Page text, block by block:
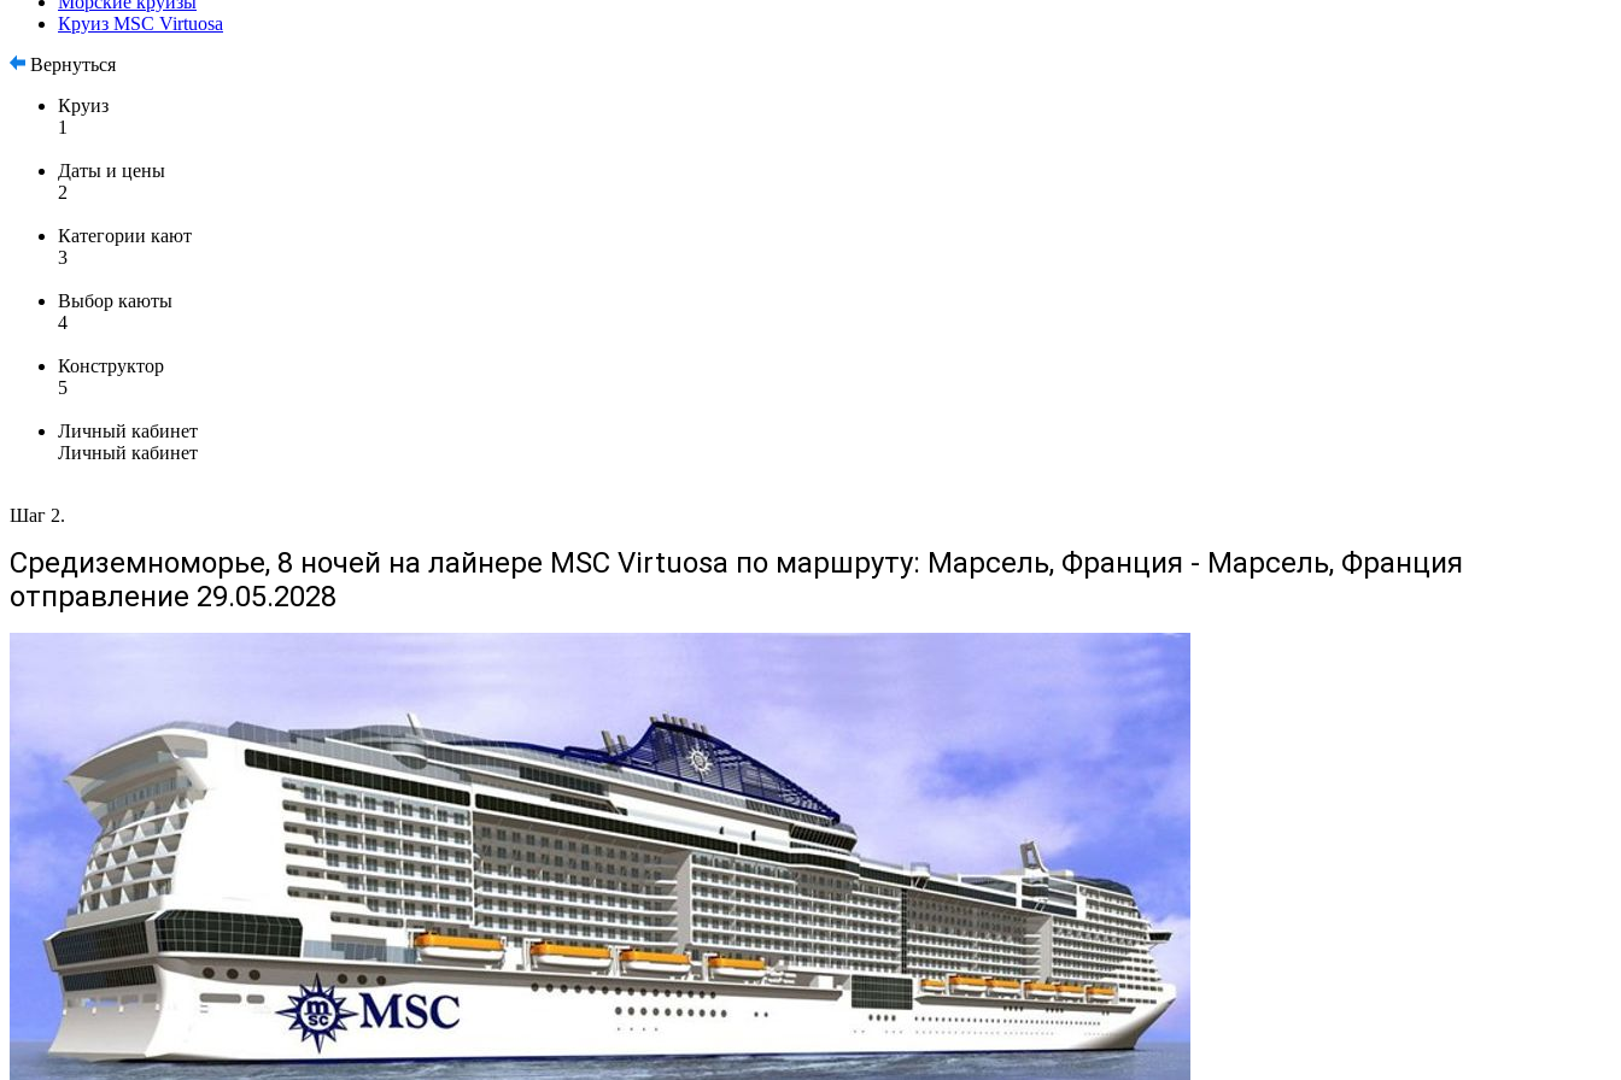
Круиз MSC Virtuosa
Вернуться
Круиз
1
Даты и цены
2
Категории кают
3
Выбор каюты
4
Конструктор
5
Личный кабинет
Личный кабинет
Шаг 2.
Средиземноморье, 8 ночей на лайнере MSC Virtuosa по маршруту: Марсель, Франция - Марсель, Франция
отправление 29.05.2028